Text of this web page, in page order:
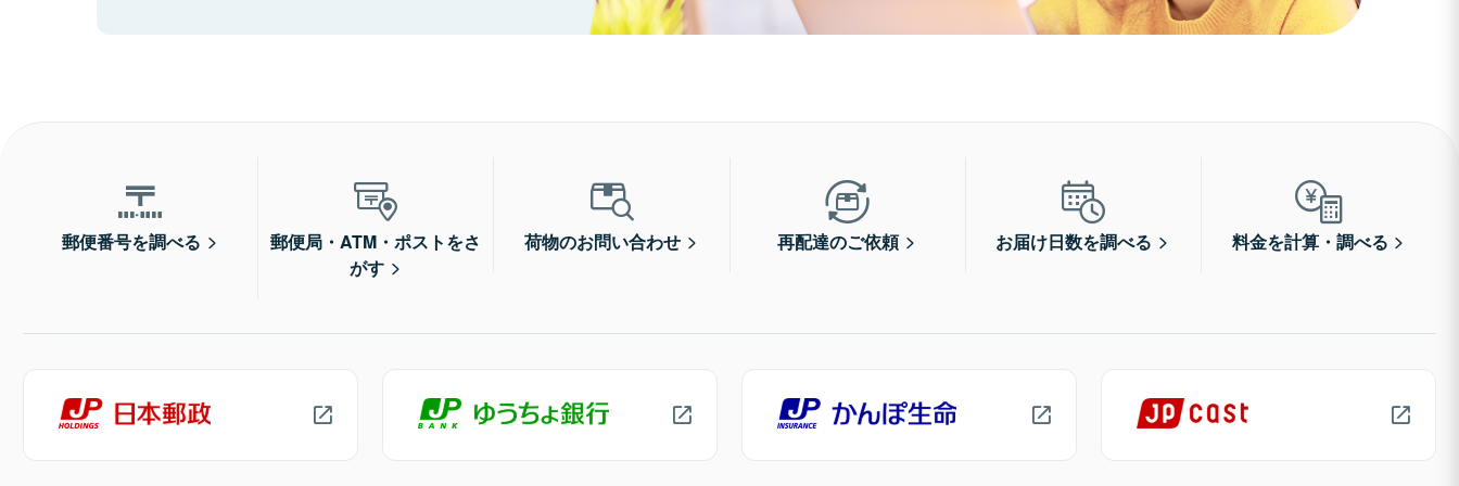
郵便番号を調べる
郵便局・ATM・ポストをさ
がす
荷物のお問い合わせ 再配達のご依頼 お届け日数を調べる 料金を計算・調べる